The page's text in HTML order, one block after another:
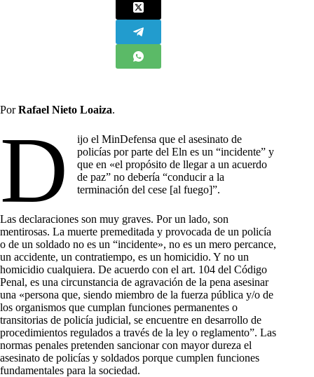
PorRafael Nieto Loaiza.
D
ijo el MinDefensa que el asesinato de
policías por parte del Eln es un “incidente” y
que en «el propósito de llegar a un acuerdo
de paz” no debería “conducir a la
terminación del cese [al fuego]”.
Las declaraciones son muy graves. Por un lado, son
mentirosas. La muerte premeditada y provocada de un policía
o de un soldado no es un “incidente», no es un mero percance,
un accidente, un contratiempo, es un homicidio. Y no un
homicidio cualquiera. De acuerdo con el art. 104 del Código
Penal, es una circunstancia de agravación de la pena asesinar
una «persona que, siendo miembro de la fuerza pública y/o de
los organismos que cumplan funciones permanentes o
transitorias de policía judicial, se encuentre en desarrollo de
procedimientos regulados a través de la ley o reglamento”. Las
normas penales pretenden sancionar con mayor dureza el
asesinato de policías y soldados porque cumplen funciones
fundamentales para la sociedad.